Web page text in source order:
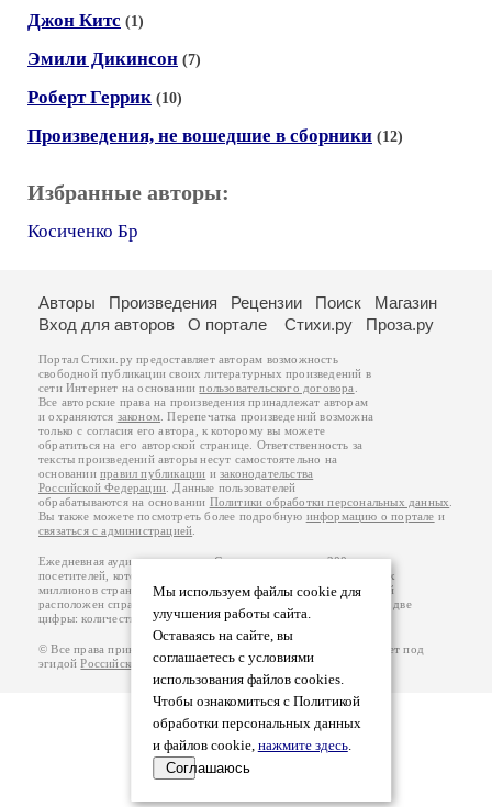
Джон Китс (1)
Эмили Дикинсон (7)
Роберт Геррик (10)
Произведения, не вошедшие в сборники (12)
Избранные авторы:
Косиченко Бр
Мы используем файлы cookie для
улучшения работы сайта.
Оставаясь на сайте, вы
соглашаетесь с условиями
использования файлов cookies.
Чтобы ознакомиться с Политикой
обработки персональных данных
и файлов cookie, нажмите здесь.
Соглашаюсь
Авторы Произведения Рецензии Поиск
Магазин
Вход для авторов
О портале Стихи.ру Проза.ру
Портал Стихи.ру предоставляет авторам возможность
свободной публикации своих литературных произведений в
сети Интернет на основаниипользовательского договора
Все авторские права на произведения принадлежат авторам
и охраняются законом . Перепечатка произведений возможна
только с согласия его автора, к которому вы можете
обратиться на его авторской странице. Ответственность за
тексты произведений авторы несут самостоятельно на
основанииправил публикации изаконодательства
Российской Федерации . Данные пользователей
обрабатываются на основании Политики обработки персональных данных
Вы также можете посмотреть более подробную информацию о портале и
связаться с администрацией
Ежедневная аудитория портала Стихи.ру – порядка 200 тысяч
посетителей, которые в общей сумме просматривают более двух
миллионов страниц по данным счетчика посещаемости, который
расположен справа от этого текста. В каждой графе указано по две
цифры: количество просмотров и количество посетителей.
© Все права принадлежат авторам, 2000-2026. Портал работает под
эгидойРоссийского союза писателей.18+